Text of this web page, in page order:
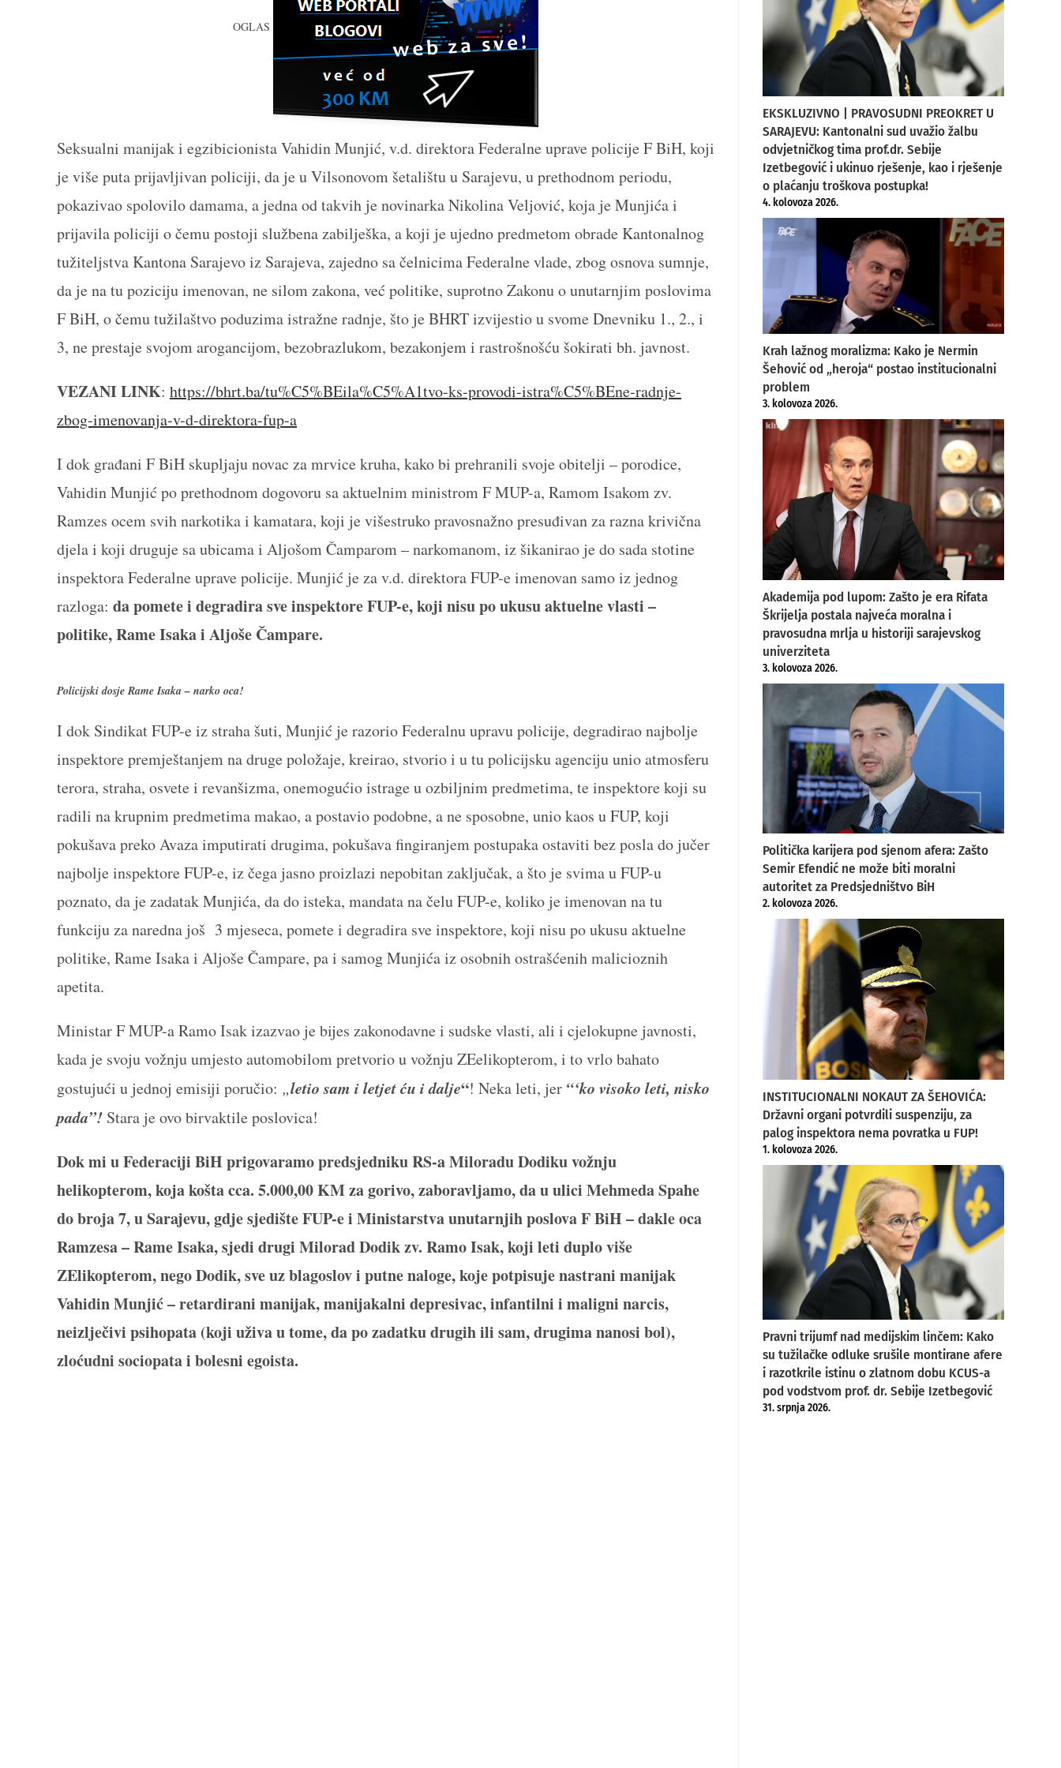
OGLAS
Seksualni manijak i egzibicionista Vahidin Munjić, v.d. direktora Federalne uprave policije F BiH, koji
je više puta prijavljivan policiji, da je u Vilsonovom šetalištu u Sarajevu, u prethodnom periodu,
pokazivao spolovilo damama, a jedna od takvih je novinarka Nikolina Veljović, koja je Munjića i
prijavila policiji o čemu postoji službena zabilješka, a koji je ujedno predmetom obrade Kantonalnog
tužiteljstva Kantona Sarajevo iz Sarajeva, zajedno sa čelnicima Federalne vlade, zbog osnova sumnje,
da je na tu poziciju imenovan, ne silom zakona, već politike, suprotno Zakonu o unutarnjim poslovima
F BiH, o čemu tužilaštvo poduzima istražne radnje, što je BHRT izvijestio u svome Dnevniku 1., 2., i
3, ne prestaje svojom arogancijom, bezobrazlukom, bezakonjem i rastrošnošću šokirati bh. javnost.
VEZANI LINK: https://bhrt.ba/tu%C5%BEila%C5%A1tvo-ks-provodi-istra%C5%BEne-radnje-
zbog-imenovanja-v-d-direktora-fup-a
I dok građani F BiH skupljaju novac za mrvice kruha, kako bi prehranili svoje obitelji – porodice,
Vahidin Munjić po prethodnom dogovoru sa aktuelnim ministrom F MUP-a, Ramom Isakom zv.
Ramzes ocem svih narkotika i kamatara, koji je višestruko pravosnažno presuđivan za razna krivična
djela i koji druguje sa ubicama i Aljošom Čamparom – narkomanom, iz šikanirao je do sada stotine
inspektora Federalne uprave policije. Munjić je za v.d. direktora FUP-e imenovan samo iz jednog
razloga: da pomete i degradira sve inspektore FUP-e, koji nisu po ukusu aktuelne vlasti –
politike, Rame Isaka i Aljoše Čampare.
Policijski dosje Rame Isaka – narko oca!
I dok Sindikat FUP-e iz straha šuti, Munjić je razorio Federalnu upravu policije, degradirao najbolje
inspektore premještanjem na druge položaje, kreirao, stvorio i u tu policijsku agenciju unio atmosferu
terora, straha, osvete i revanšizma, onemogućio istrage u ozbiljnim predmetima, te inspektore koji su
radili na krupnim predmetima makao, a postavio podobne, a ne sposobne, unio kaos u FUP, koji
pokušava preko Avaza imputirati drugima, pokušava fingiranjem postupaka ostaviti bez posla do jučer
najbolje inspektore FUP-e, iz čega jasno proizlazi nepobitan zaključak, a što je svima u FUP-u
poznato, da je zadatak Munjića, da do isteka, mandata na čelu FUP-e, koliko je imenovan na tu
funkciju za naredna još 3 mjeseca, pomete i degradira sve inspektore, koji nisu po ukusu aktuelne
politike, Rame Isaka i Aljoše Čampare, pa i samog Munjića iz osobnih ostrašćenih malicioznih
apetita.
Ministar F MUP-a Ramo Isak izazvao je bijes zakonodavne i sudske vlasti, ali i cjelokupne javnosti,
kada je svoju vožnju umjesto automobilom pretvorio u vožnju ZEelikopterom, i to vrlo bahato
gostujući u jednoj emisiji poručio: „letio sam i letjet ću i dalje“! Neka leti, jer “‘ko visoko leti, nisko
pada”! Stara je ovo birvaktile poslovica!
Dok mi u Federaciji BiH prigovaramo predsjedniku RS-a Miloradu Dodiku vožnju
helikopterom, koja košta cca. 5.000,00 KM za gorivo, zaboravljamo, da u ulici Mehmeda Spahe
do broja 7, u Sarajevu, gdje sjedište FUP-e i Ministarstva unutarnjih poslova F BiH – dakle oca
Ramzesa – Rame Isaka, sjedi drugi Milorad Dodik zv. Ramo Isak, koji leti duplo više
ZElikopterom, nego Dodik, sve uz blagoslov i putne naloge, koje potpisuje nastrani manijak
Vahidin Munjić – retardirani manijak, manijakalni depresivac, infantilni i maligni narcis,
neizlječivi psihopata (koji uživa u tome, da po zadatku drugih ili sam, drugima nanosi bol),
zloćudni sociopata i bolesni egoista.
EKSKLUZIVNO | PRAVOSUDNI PREOKRET U
SARAJEVU: Kantonalni sud uvažio žalbu
odvjetničkog tima prof.dr. Sebije
Izetbegović i ukinuo rješenje, kao i rješenje
o plaćanju troškova postupka!
4. kolovoza 2026.
Krah lažnog moralizma: Kako je Nermin
Šehović od „heroja“ postao institucionalni
problem
3. kolovoza 2026.
Akademija pod lupom: Zašto je era Rifata
Škrijelja postala najveća moralna i
pravosudna mrlja u historiji sarajevskog
univerziteta
3. kolovoza 2026.
Politička karijera pod sjenom afera: Zašto
Semir Efendić ne može biti moralni
autoritet za Predsjedništvo BiH
2. kolovoza 2026.
INSTITUCIONALNI NOKAUT ZA ŠEHOVIĆA:
Državni organi potvrdili suspenziju, za
palog inspektora nema povratka u FUP!
1. kolovoza 2026.
Pravni trijumf nad medijskim linčem: Kako
su tužilačke odluke srušile montirane afere
i razotkrile istinu o zlatnom dobu KCUS-a
pod vodstvom prof. dr. Sebije Izetbegović
31. srpnja 2026.